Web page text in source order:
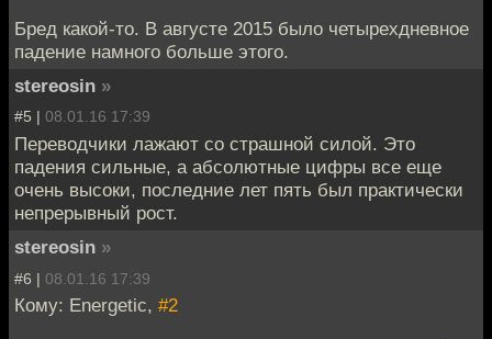
Бред какой-то. В августе 2015 было четырехдневное
падение намного больше этого.
stereosin »
#5 | 08.01.16 17:39
Переводчики лажают со страшной силой. Это
падения сильные, а абсолютные цифры все еще
очень высоки, последние лет пять был практически
непрерывный рост.
stereosin »
#6 | 08.01.16 17:39
Кому: Energetic, #2